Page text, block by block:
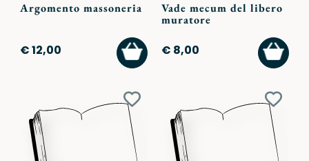
Argomento massoneria
€ 12,00
AGGIUNGI
AL
CARRELLO
Vade mecum del libero
muratore
€ 8,00
AL
Aggiungi
ai
preferiti
ai